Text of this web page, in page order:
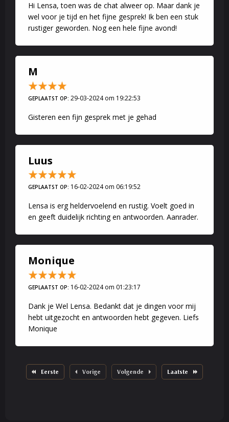
Hi Lensa, toen was de chat alweer op. Maar dank je
wel voor je tijd en het fijne gesprek! Ik ben een stuk
rustiger geworden. Nog een hele fijne avond!
M
GEPLAATST OP: 29-03-2024 om 19:22:53
Gisteren een fijn gesprek met je gehad
Luus
GEPLAATST OP: 16-02-2024 om 06:19:52
Lensa is erg heldervoelend en rustig. Voelt goed in
en geeft duidelijk richting en antwoorden. Aanrader.
Monique
GEPLAATST OP: 16-02-2024 om 01:23:17
Dank je Wel Lensa. Bedankt dat je dingen voor mij
hebt uitgezocht en antwoorden hebt gegeven. Liefs
Monique
Eerste Vorige Volgende Laatste